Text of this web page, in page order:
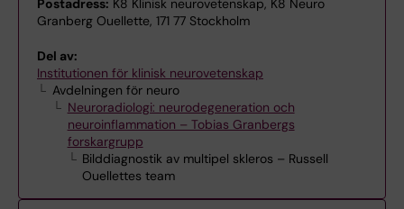
Postadress: K8 Klinisk neurovetenskap, K8 Neuro
Granberg Ouellette, 171 77 Stockholm
Del av:
Institutionen för klinisk neurovetenskap
Avdelningen för neuro
Neuroradiologi: neurodegeneration och
neuroinflammation – Tobias Granbergs
forskargrupp
Bilddiagnostik av multipel skleros – Russell
Ouellettes team